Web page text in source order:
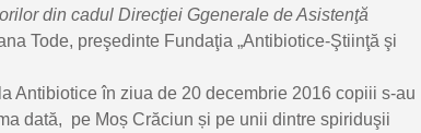
din cadul Direcţiei Ggenerale de Asistenţă
Tode, preşedinte Fundaţia „Antibiotice-Ştiinţă şi
Antibiotice în ziua de 20 decembrie 2016 copiii s-au
dată, pe Moș Crăciun și pe unii dintre spiriduşii